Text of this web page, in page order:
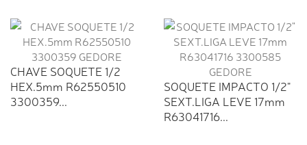
CHAVE SOQUETE 1/2
HEX.5mm R62550510
3300359...
SOQUETE IMPACTO 1/2"
SEXT.LIGA LEVE 17mm
R63041716...